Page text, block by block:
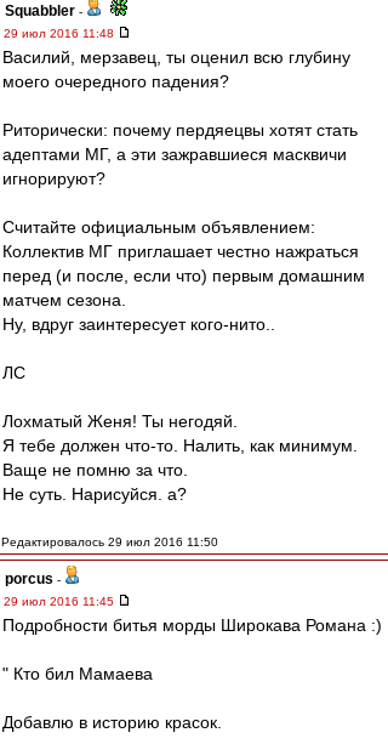
Squabbler -
29 июл 2016 11:48
Василий, мерзавец, ты оценил всю глубину
моего очередного падения?
Риторически: почему пердяецвы хотят стать
адептами МГ, а эти зажравшиеся масквичи
игнорируют?
Считайте официальным объявлением:
Коллектив МГ приглашает честно нажраться
перед (и после, если что) первым домашним
матчем сезона.
Ну, вдруг заинтересует кого-нито..
ЛС
Лохматый Женя! Ты негодяй.
Я тебе должен что-то. Налить, как минимум.
Ваще не помню за что.
Не суть. Нарисуйся. а?
Редактировалось 29 июл 2016 11:50
porcus -
29 июл 2016 11:45
Подробности битья морды Широкава Романа :)
" Кто бил Мамаева
Добавлю в историю красок.